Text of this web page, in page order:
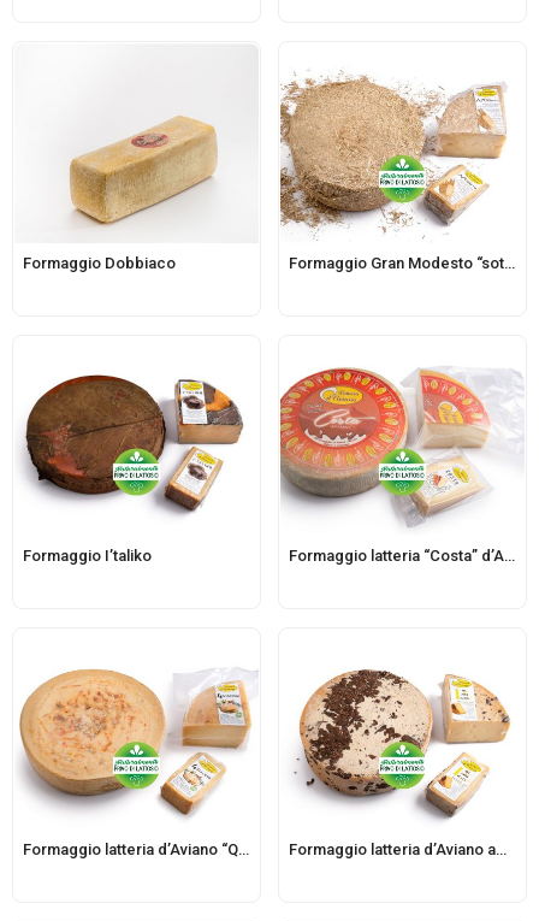
Formaggio Dobbiaco Formaggio Gran Modesto “sottopaglia”
Formaggio I’taliko Formaggio latteria “Costa” d’Aviano fresco
Formaggio latteria d’Aviano “Quattro stagioni” Formaggio latteria d’Aviano affinato in “bacche bianche”